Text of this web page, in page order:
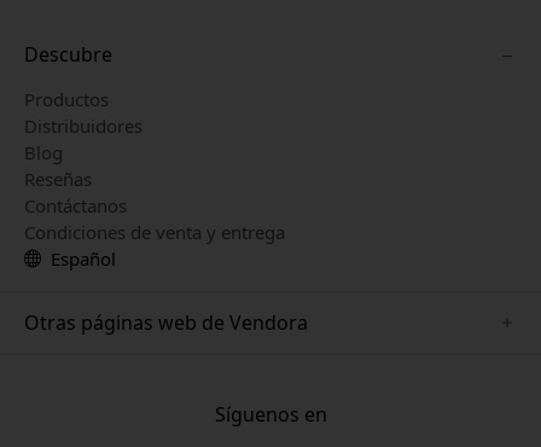
Descubre
Productos
Distribuidores
Blog
Reseñas
Contáctanos
Condiciones de venta y entrega
Español
Otras páginas web de Vendora
Síguenos en